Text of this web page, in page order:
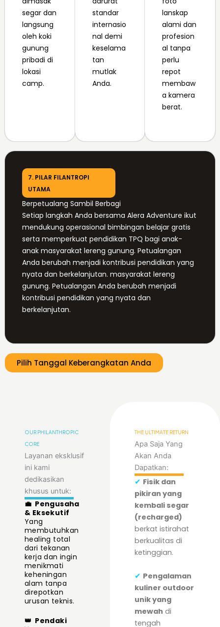
segar dan
langsung
oleh koki
gunung
pribadi di
lokasi
camp.
standar
internasio
nal demi
keselama
tan
mutlak
Anda.
lanskap
alami dan
profesion
al tanpa
perlu
repot
membaw
a kamera
berat.
7. PILAR FILANTROPI
UTAMA
Berpetualang Sambil Berbagi
Setiap langkah Anda bersama Alera Adventure ikut
mendukung operasional bimbingan belajar gratis
serta memperkuat pendidikan TPQ bagi anak-
anak masyarakat lereng gunung. Petualangan
Anda berubah menjadi kontribusi pendidikan yang
nyata dan berkelanjutan. masyarakat lereng
gunung. Petualangan Anda berubah menjadi
kontribusi pendidikan yang nyata dan
berkelanjutan.
Pilih Tanggal Keberangkatan Anda
OUR PHILANTHROPIC
CORE
Layanan eksklusif
ini kami
dedikasikan
khusus untuk:
💼 Pengusaha
& Eksekutif
Yang
membutuhkan
healing total
dari tekanan
kerja dan ingin
menikmati
keheningan
alam tanpa
direpotkan
urusan teknis.
👑 Pendaki
THE ULTIMATE RETURN
Apa Saja Yang
Akan Anda
Dapatkan:
✔ Fisik dan
pikiran yang
kembali segar
(recharged)
berkat istirahat
berkualitas di
ketinggian.
✔ Pengalaman
kuliner outdoor
unik yang
mewah di
tengah